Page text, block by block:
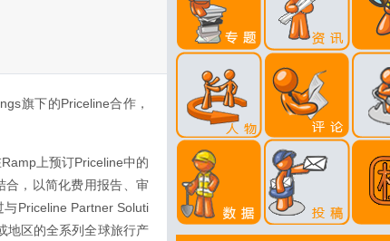
旗下的Priceline合作，
上预订Priceline中的
合，以简化费用报告、审
Priceline Partner Soluti
地区的全系列全球旅行产